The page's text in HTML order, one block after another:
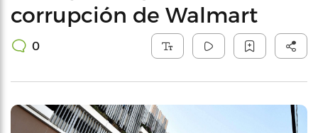
corrupción de Walmart
0